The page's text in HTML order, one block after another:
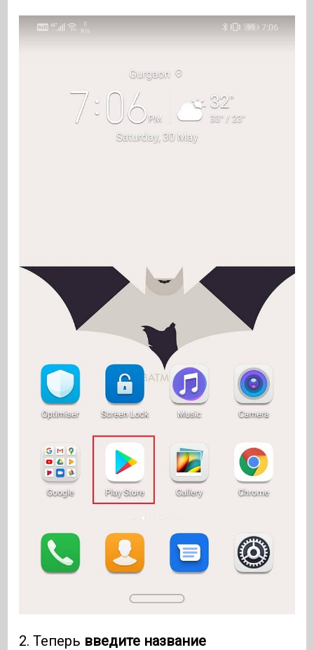
2. Теперь введите название